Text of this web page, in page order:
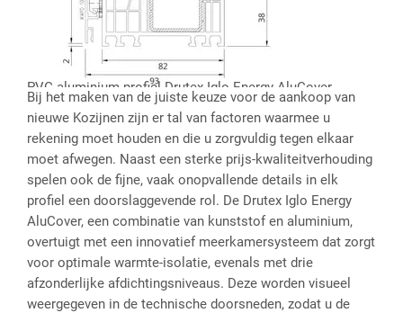
PVC-aluminium profiel Drutex Iglo Energy AluCover
Bij het maken van de juiste keuze voor de aankoop van
nieuwe Kozijnen zijn er tal van factoren waarmee u
rekening moet houden en die u zorgvuldig tegen elkaar
moet afwegen. Naast een sterke prijs-kwaliteitverhouding
spelen ook de fijne, vaak onopvallende details in elk
profiel een doorslaggevende rol. De Drutex Iglo Energy
AluCover, een combinatie van kunststof en aluminium,
overtuigt met een innovatief meerkamersysteem dat zorgt
voor optimale warmte-isolatie, evenals met drie
afzonderlijke afdichtingsniveaus. Deze worden visueel
weergegeven in de technische doorsneden, zodat u de